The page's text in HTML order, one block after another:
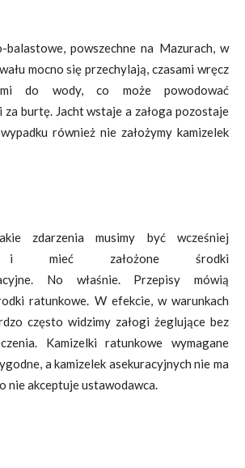
balastowe, powszechne na Mazurach, w
mocno się przechylają, czasami wręcz
do wody, co może powodować
za burtę. Jacht wstaje a załoga pozostaje
również nie założymy kamizelek
zdarzenia musimy być wcześniej
i mieć założone środki
No właśnie. Przepisy mówią
ratunkowe. W efekcie, w warunkach
często widzimy załogi żeglujące bez
Kamizelki ratunkowe wymagane
a kamizelek asekuracyjnych nie ma
nie akceptuje ustawodawca.